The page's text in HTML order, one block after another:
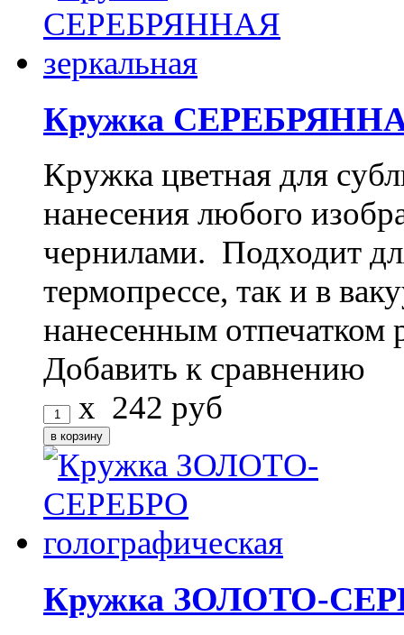
Кружка
Кружка цветная для
нанесения любого
чернилами. Подходит
термопрессе, так и в
нанесенным
Добавить к сравнению
x 242 руб
Кружка ЗОЛОТО-